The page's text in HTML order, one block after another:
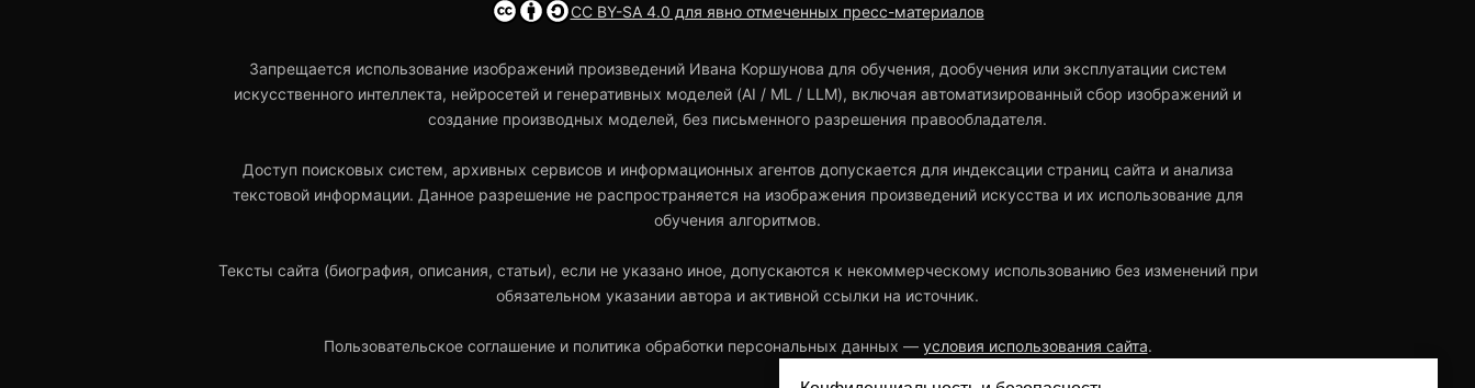
CC BY-SA 4.0 для явно отмеченных пресс-материалов
Запрещается использование изображений произведений Ивана Коршунова для обучения, дообучения или эксплуатации систем
искусственного интеллекта, нейросетей и генеративных моделей (AI / ML / LLM), включая автоматизированный сбор изображений и
создание производных моделей, без письменного разрешения правообладателя.
Доступ поисковых систем, архивных сервисов и информационных агентов допускается для индексации страниц сайта и анализа
текстовой информации. Данное разрешение не распространяется на изображения произведений искусства и их использование для
обучения алгоритмов.
Тексты сайта (биография, описания, статьи), если не указано иное, допускаются к некоммерческому использованию без изменений при
обязательном указании автора и активной ссылки на источник.
Пользовательское соглашение и политика обработки персональных данных — условия использования сайта.